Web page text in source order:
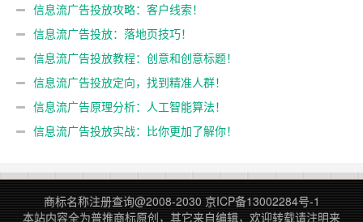
信息流广告投放攻略：客户线索！
信息流广告投放：落地页技巧！
信息流广告投放教程：创意和创意标题！
信息流广告投放定向，找到精准人群！
信息流广告原理分析：人工智能算法！
信息流广告投放实战：比你更加了解你！
商标名称注册查询@2008-2030 京ICP备13002284号-1
本站内容全为普推商标原创，其它来自编辑，欢迎转载请注明来